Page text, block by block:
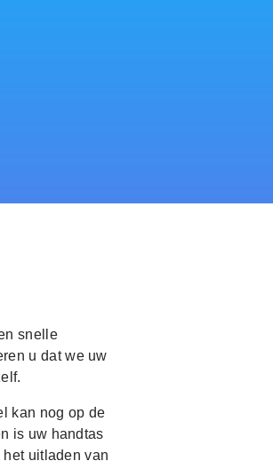
snelle
u dat we uw
kan nog op de
is uw handtas
uitladen van